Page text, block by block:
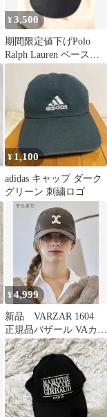
¥3,500
期間限定値下げPolo
Ralph Lauren ベースボ
ールキャップ ブラック
¥ 1,100
adidas キャップ ダーク
グリーン 刺繍ロゴ
¥4,999
新品 VARZAR 1604
正規品バザール VAカー
ブドロゴ ブラウン